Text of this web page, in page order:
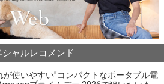
シャルレコメンド
が使いやすい”コンパクトなポータブル電